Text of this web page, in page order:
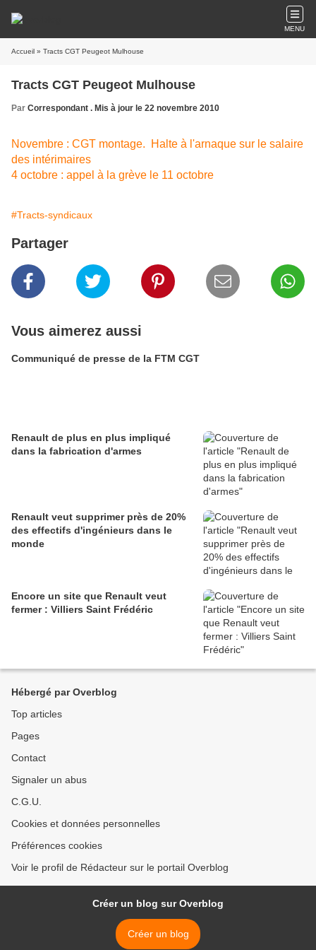
MENU
Accueil » Tracts CGT Peugeot Mulhouse
Tracts CGT Peugeot Mulhouse
Par Correspondant . Mis à jour le 22 novembre 2010
Novembre : CGT montage. Halte à l'arnaque sur le salaire
des intérimaires
4 octobre : appel à la grève le 11 octobre
#Tracts-syndicaux
Partager
Vous aimerez aussi
Communiqué de presse de la FTM CGT
Renault de plus en plus impliqué
dans la fabrication d'armes
Renault veut supprimer près de 20%
des effectifs d'ingénieurs dans le
monde
Encore un site que Renault veut
fermer : Villiers Saint Frédéric
Hébergé par Overblog
Top articles
Pages
Contact
Signaler un abus
C.G.U.
Cookies et données personnelles
Préférences cookies
Voir le profil de Rédacteur sur le portail Overblog
Créer un blog sur Overblog
Créer un blog